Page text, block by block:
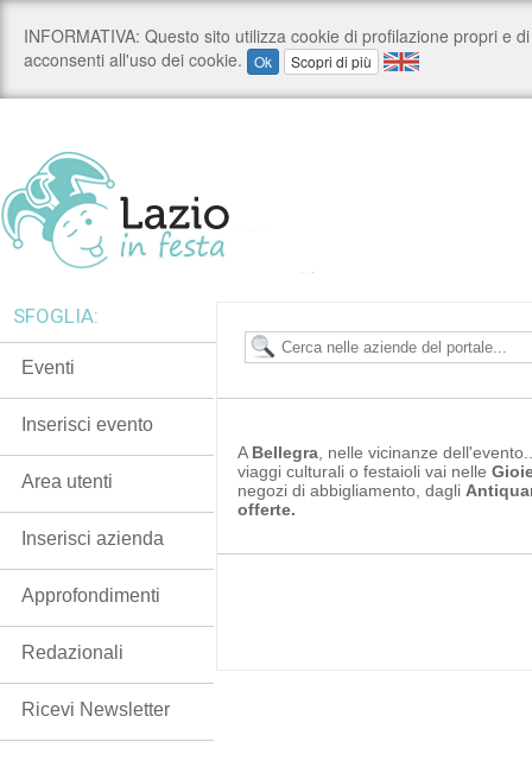
A Bellegra , nelle vicinanze
viaggi culturali o festaioli vai nelle
negozi di abbigliamento, dagli
offerte.
SFOGLIA:
Eventi
Inserisci evento
Area utenti
Inserisci azienda
Approfondimenti
Redazionali
Ricevi Newsletter